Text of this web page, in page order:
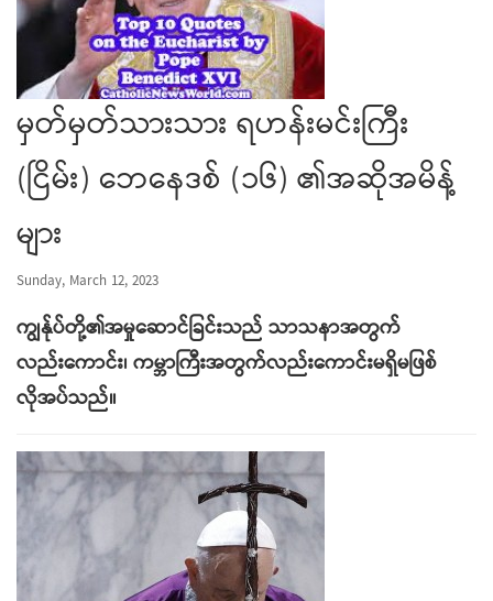
မှတ်မှတ်သားသား ရဟန်းမင်းကြီး
(ငြိမ်း) ဘေနေဒစ် (၁၆) ၏အဆိုအမိန့်
များ
Sunday, March 12, 2023
ကျွန်ုပ်တို့၏အမှုဆောင်ခြင်းသည် သာသနာအတွက်
လည်းကောင်း၊ ကမ္ဘာကြီးအတွက်လည်းကောင်းမရှိမဖြစ်
လိုအပ်သည်။